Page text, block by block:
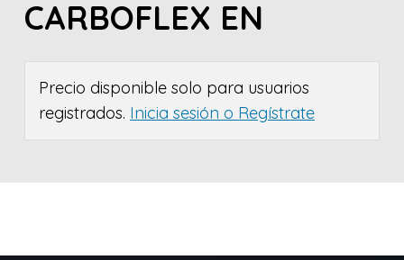
CARBOFLEX EN
Precio disponible solo para usuarios
registrados. Inicia sesión o Regístrate